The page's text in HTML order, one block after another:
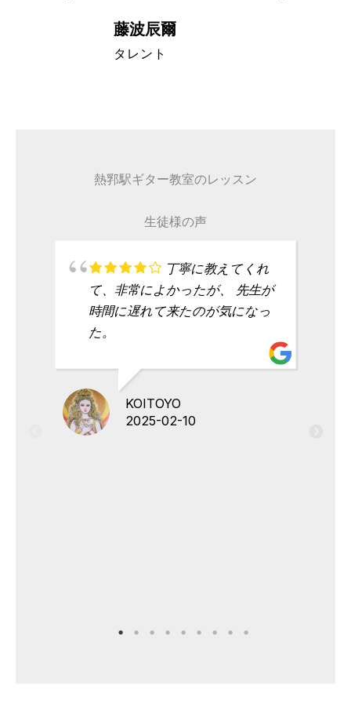
藤波辰爾
タレント
熱郛駅ギター教室のレッスン
生徒様の声
丁寧に教えてくれ
て、非常によかったが、 先生が
時間に遅れて来たのが気になっ
た。
KOITOYO
2025-02-10